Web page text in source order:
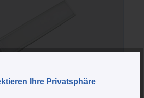
Ihre Privatsphäre